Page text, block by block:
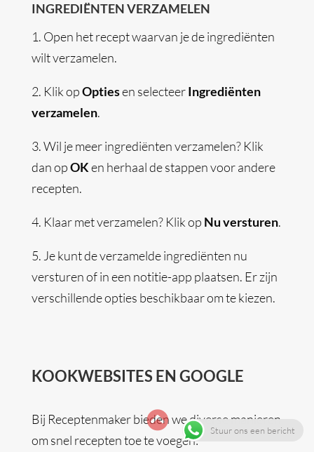
INGREDIËNTEN VERZAMELEN
1. Open het recept waarvan je de ingrediënten
wilt verzamelen.
2. Klik opOptiesen selecteerIngrediënten
verzamelen.
3.Wil je meer ingrediënten verzamelen? Klik
dan opOKen herhaal de stappen voor andere
recepten.
4. Klaar met verzamelen? Klik op Nu versturen.
5. Je kunt de verzamelde ingrediënten nu
versturen of in een notitie-app plaatsen. Er zijn
verschillende opties beschikbaar om te kiezen.
KOOKWEBSITES EN GOOGLE
Bij Receptenmaker bieden we diverse manieren
om snel recepten toe te voegen:
 Stuur ons een bericht